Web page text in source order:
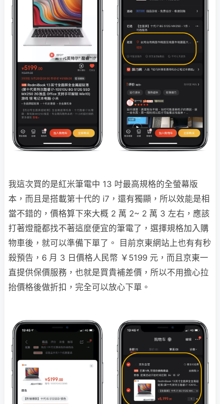
我這次買的是紅米筆電中 13 吋最高規格的全螢幕版
本，而且是搭載第十代的 i7，還有獨顯，所以效能是相
當不錯的，價格算下來大概 2 萬 2~ 2 萬 3 左右，應該
打著燈籠都找不著這麼便宜的筆電了，選擇規格加入購
物車後，就可以準備下單了。 目前京東網站上也有有秒
殺預告，6 月 3 日價格人民幣 ￥5199 元，而且京東一
直提供保價服務，也就是買貴補差價，所以不用擔心拉
抬價格後做折扣，完全可以放心下單。